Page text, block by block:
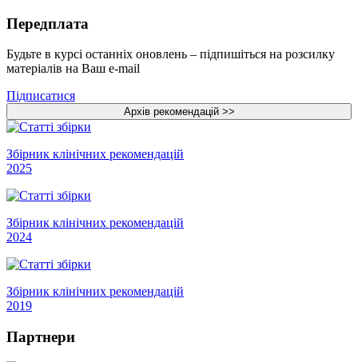
Передплата
Будьте в курсі останніх оновлень – підпишіться на розсилку
матеріалів на Ваш e-mail
Підписатися
Збірник клінічних рекомендацій
2025
Збірник клінічних рекомендацій
2024
Збірник клінічних рекомендацій
2019
Партнери